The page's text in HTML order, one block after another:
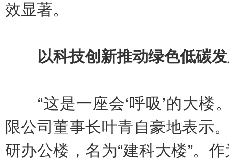
效显著。
以科技创新推动绿色低碳
“这是一座会‘呼吸’的大楼
限公司董事长叶青自豪地表示
研办公楼，名为“建科大楼”。